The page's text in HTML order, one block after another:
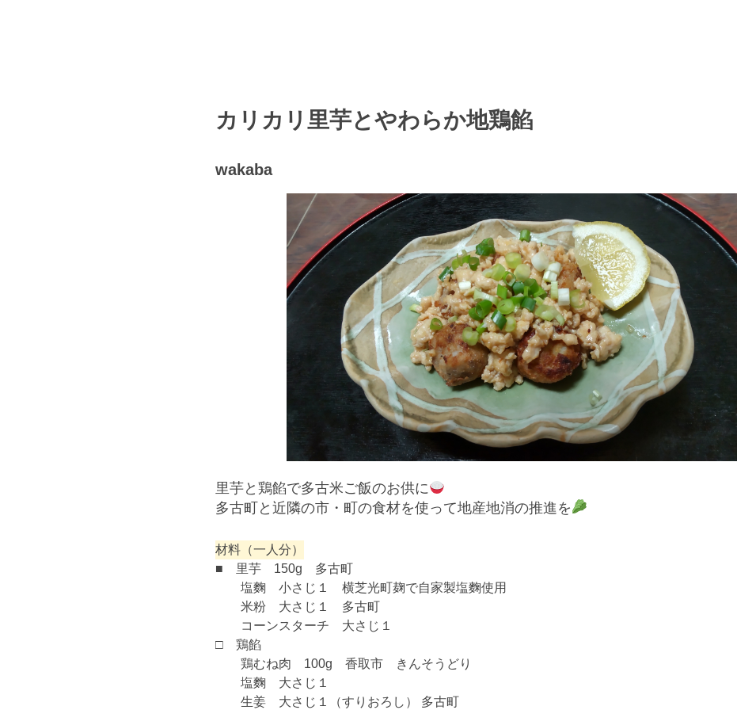
カリカリ里芋とやわらか地鶏餡
wakaba
里芋と鶏餡で多古米ご飯のお供に
多古町と近隣の市・町の食材を使って地産地消の推進を
材料（一人分）
■ 里芋 150g 多古町
塩麴 小さじ１ 横芝光町麹で自家製塩麴使用
米粉 大さじ１ 多古町
コーンスターチ 大さじ１
□ 鶏餡
鶏むね肉 100g 香取市 きんそうどり
塩麴 大さじ１
生姜 大さじ１（すりおろし） 多古町